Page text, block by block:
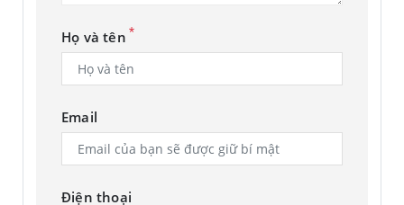
Họ và tên *
Email
Điện thoại